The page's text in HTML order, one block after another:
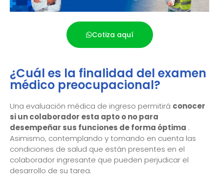
Cotiza aquí
¿Cuál es la finalidad del examen
médico preocupacional?
Una evaluación médica de ingreso permitirá conocer
si un colaborador esta apto o no para
desempeñar sus funciones de forma óptima .
Asimismo, contemplando y tomando en cuenta las
condiciones de salud que están presentes en el
colaborador ingresante que pueden perjudicar el
desarrollo de su tarea.